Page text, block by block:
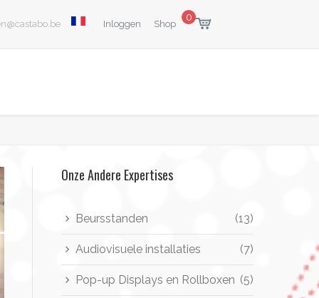
TalenUser Login Menu
Inloggen Shop
0
Onze Andere Expertises
Beursstanden (13)
Audiovisuele installaties (7)
Pop-up Displays en Rollboxen (5)